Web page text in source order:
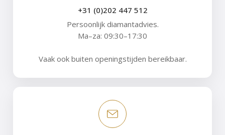
+31 (0)202 447 512
Persoonlijk diamantadvies.
Ma–za: 09:30–17:30
Vaak ook buiten openingstijden bereikbaar.